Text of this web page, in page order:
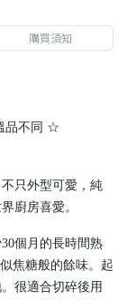
購買須知
品不同 ☆
只外型可愛，純
廚房喜愛。
個月的長時間熟
焦糖般的餘味。起
很適合切碎後用